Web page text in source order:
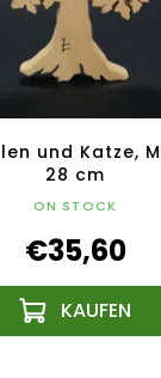
und Katze,
28 cm
ON STOCK
€35,60